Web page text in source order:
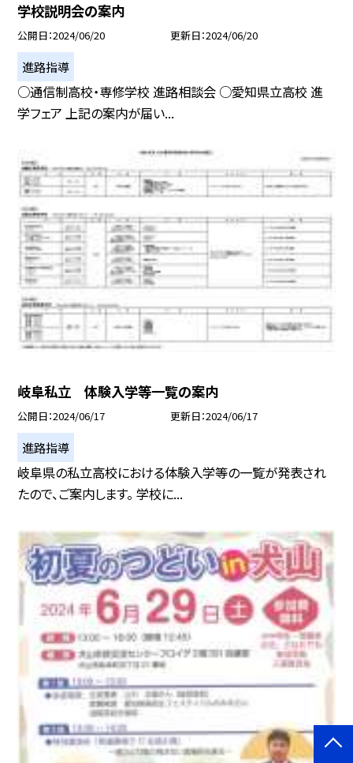
学校説明会の案内
公開日 2024/06/20 更新日 2024/06/20
進路指導
○通信制高校・専修学校 進路相談会 ○愛知県立高校 進
学フェア 上記の案内が届い...
岐阜私立 体験入学等一覧の案内
公開日 2024/06/17 更新日 2024/06/17
進路指導
岐阜県の私立高校における体験入学等の一覧が発表され
たので、ご案内します。 学校に...